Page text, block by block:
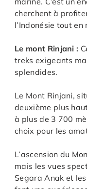
cherchent à
l’Indonésie tout
Le mont Rinjani :
treks exigeants
splendides.
Le Mont Rinjani,
deuxième plus
à plus de 3 700
choix pour les
L’ascension du
mais les vues
Segara Anak et